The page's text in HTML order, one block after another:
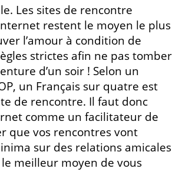
Les sites de rencontre
restent le moyen le plus
l’amour à condition de
strictes afin ne pas tomber
d’un soir ! Selon un
un Français sur quatre est
de rencontre. Il faut donc
comme un facilitateur de
que vos rencontres vont
sur des relations amicales
meilleur moyen de vous